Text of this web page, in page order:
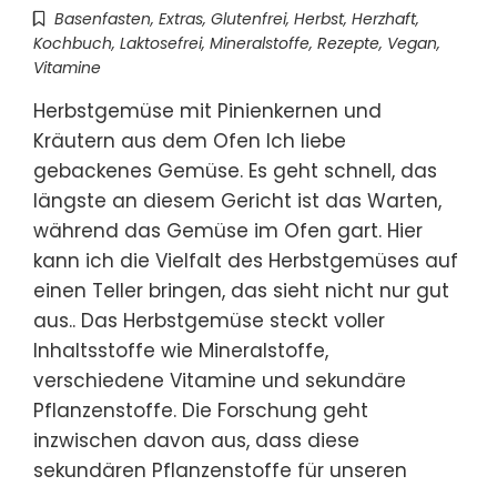
Basenfasten, Extras, Glutenfrei, Herbst, Herzhaft,
Kochbuch, Laktosefrei, Mineralstoffe, Rezepte, Vegan,
Vitamine
Herbstgemüse mit Pinienkernen und
Kräutern aus dem Ofen Ich liebe
gebackenes Gemüse. Es geht schnell, das
längste an diesem Gericht ist das Warten,
während das Gemüse im Ofen gart. Hier
kann ich die Vielfalt des Herbstgemüses auf
einen Teller bringen, das sieht nicht nur gut
aus.. Das Herbstgemüse steckt voller
Inhaltsstoffe wie Mineralstoffe,
verschiedene Vitamine und sekundäre
Pflanzenstoffe. Die Forschung geht
inzwischen davon aus, dass diese
sekundären Pflanzenstoffe für unseren